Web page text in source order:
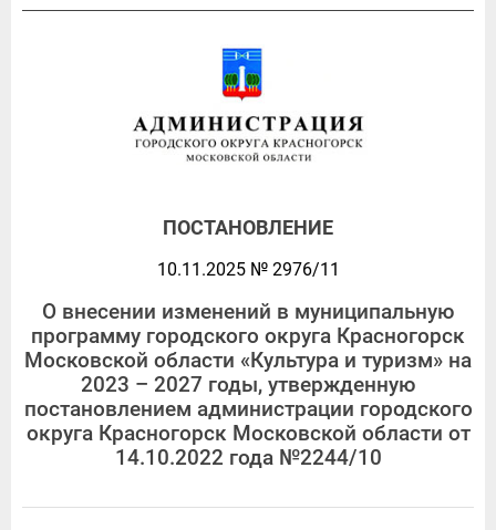
ПОСТАНОВЛЕНИЕ
10.11.2025 № 2976/11
О внесении изменений в муниципальную
программу городского округа Красногорск
Московской области «Культура и туризм» на
2023 – 2027 годы, утвержденную
постановлением администрации городского
округа Красногорск Московской области от
14.10.2022 года №2244/10